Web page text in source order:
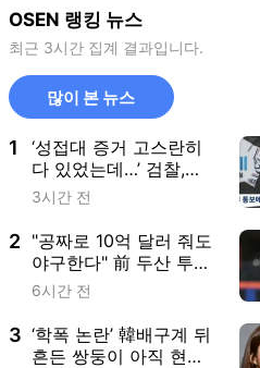
OSEN 랭킹 뉴스
최근 3시간 집계 결과입니다.
많이 본 뉴스
1
‘성접대 증거 고스란히
다 있었는데…’ 검찰,
2011년 축구협회 성접
의 처분
3시간 전
2 "공짜로 10억 달러 줘도
야구한다" 前 두산 투수
미친 열정, 한국 떠나 독
데…이래서 ML 복귀했
구나
6시간 전
3 ‘학폭 논란’ 韓배구계 뒤
흔든 쌍둥이 아직 현역